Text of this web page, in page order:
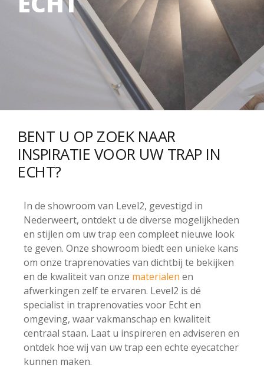
BENT U OP ZOEK NAAR
INSPIRATIE VOOR UW TRAP IN
ECHT?
In de showroom van Level2, gevestigd in
Nederweert, ontdekt u de diverse mogelijkheden
en stijlen om uw trap een compleet nieuwe look
te geven. Onze showroom biedt een unieke kans
om onze traprenovaties van dichtbij te bekijken
en de kwaliteit van onze materialen en
afwerkingen zelf te ervaren. Level2 is dé
specialist in traprenovaties voor Echt en
omgeving, waar vakmanschap en kwaliteit
centraal staan. Laat u inspireren en adviseren en
ontdek hoe wij van uw trap een echte eyecatcher
kunnen maken.